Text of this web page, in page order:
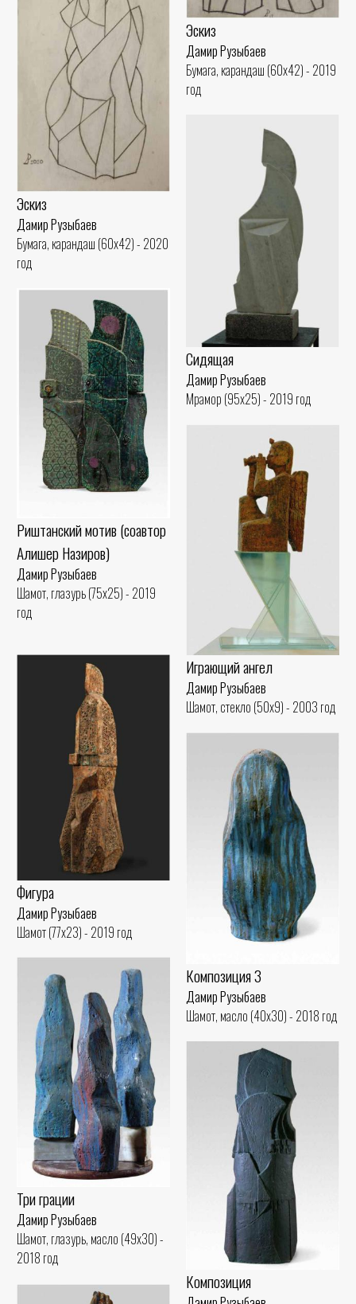
Эскиз
Дамир Рузыбаев
Бумага, карандаш (60x42) - 2019
год
Эскиз
Дамир Рузыбаев
Бумага, карандаш (60x42) - 2020
год
Сидящая
Дамир Рузыбаев
Мрамор (95x25) - 2019 год
Риштанский мотив (соавтор
Алишер Назиров)
Дамир Рузыбаев
Шамот, глазурь (75x25) - 2019
год
Играющий ангел
Дамир Рузыбаев
Шамот, стекло (50x9) - 2003 год
Фигура
Дамир Рузыбаев
Шамот (77x23) - 2019 год
Композиция 3
Дамир Рузыбаев
Шамот, масло (40x30) - 2018 год
Три грации
Дамир Рузыбаев
Шамот, глазурь, масло (49x30) -
2018 год
Композиция